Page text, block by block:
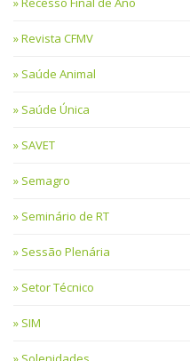
Revista CFMV
Saúde Animal
Saúde Única
SAVET
Semagro
Seminário de RT
Sessão Plenária
Setor Técnico
SIM